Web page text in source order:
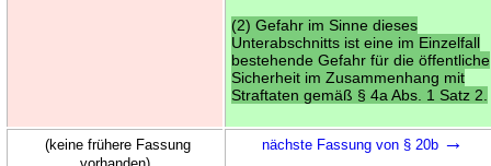
(2) Gefahr im Sinne dieses
Unterabschnitts ist eine im Einzelfall
bestehende Gefahr für die öffentliche
Sicherheit im Zusammenhang mit
Straftaten gemäß § 4a Abs. 1 Satz 2.
(keine frühere Fassung
nächste Fassung von § 20b →